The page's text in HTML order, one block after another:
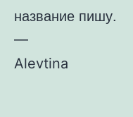
название пишу.
—
Alevtina